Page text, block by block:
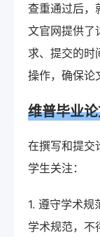
查重通过后，
文官网提供了
求、提交的时
操作，确保论
维普毕业
在撰写和提交
学生关注：
1. 遵守学术规
学术规范，不